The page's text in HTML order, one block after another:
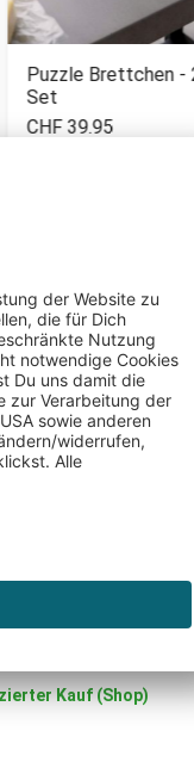
Puzzle Brettchen -
Set
CHF 39.95
(Shop)
ist keine
bis lieblos. Die
an der Wand
Kauf (Shop)